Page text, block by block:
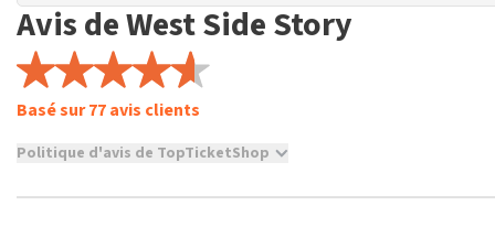
Avis de West Side Story
Basé sur 77 avis clients
Politique d'avis de TopTicketShop
TopTicketShop collecte des avis de vrais clients. Il n'est pas